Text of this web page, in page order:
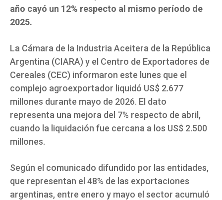
año cayó un 12% respecto al mismo período de
2025.
La Cámara de la Industria Aceitera de la República
Argentina (CIARA) y el Centro de Exportadores de
Cereales (CEC) informaron este lunes que el
complejo agroexportador liquidó US$ 2.677
millones durante mayo de 2026. El dato
representa una mejora del 7% respecto de abril,
cuando la liquidación fue cercana a los US$ 2.500
millones.
Según el comunicado difundido por las entidades,
que representan el 48% de las exportaciones
argentinas, entre enero y mayo el sector acumuló